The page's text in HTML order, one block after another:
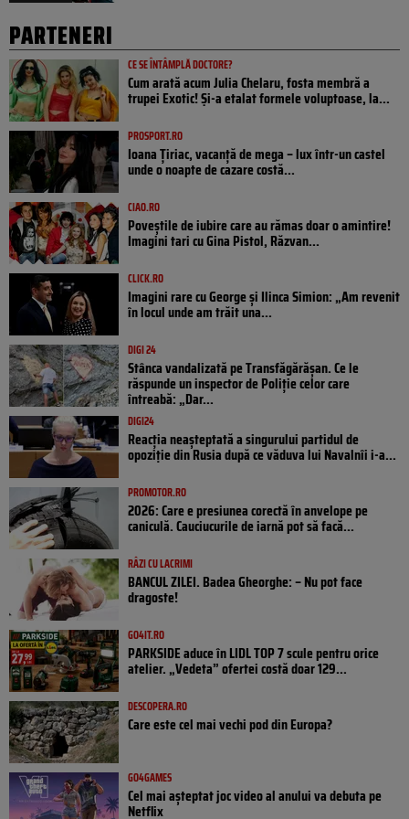
PARTENERI
CE SE ÎNTÂMPLĂ DOCTORE?
Cum arată acum Julia Chelaru, fosta membră a
trupei Exotic! Și-a etalat formele voluptoase, la...
PROSPORT.RO
Ioana Țiriac, vacanță de mega – lux într-un castel
unde o noapte de cazare costă...
CIAO.RO
Poveştile de iubire care au rămas doar o amintire!
Imagini tari cu Gina Pistol, Răzvan...
CLICK.RO
Imagini rare cu George și Ilinca Simion: „Am revenit
în locul unde am trăit una...
DIGI 24
Stânca vandalizată pe Transfăgărășan. Ce le
răspunde un inspector de Poliție celor care
întreabă: „Dar...
DIGI24
Reacția neașteptată a singurului partidul de
opoziţie din Rusia după ce văduva lui Navalnîi i-a...
PROMOTOR.RO
2026: Care e presiunea corectă în anvelope pe
caniculă. Cauciucurile de iarnă pot să facă...
RÂZI CU LACRIMI
BANCUL ZILEI. Badea Gheorghe: – Nu pot face
dragoste!
GO4IT.RO
PARKSIDE aduce în LIDL TOP 7 scule pentru orice
atelier. „Vedeta” ofertei costă doar 129...
DESCOPERA.RO
Care este cel mai vechi pod din Europa?
GO4GAMES
Cel mai așteptat joc video al anului va debuta pe
Netflix